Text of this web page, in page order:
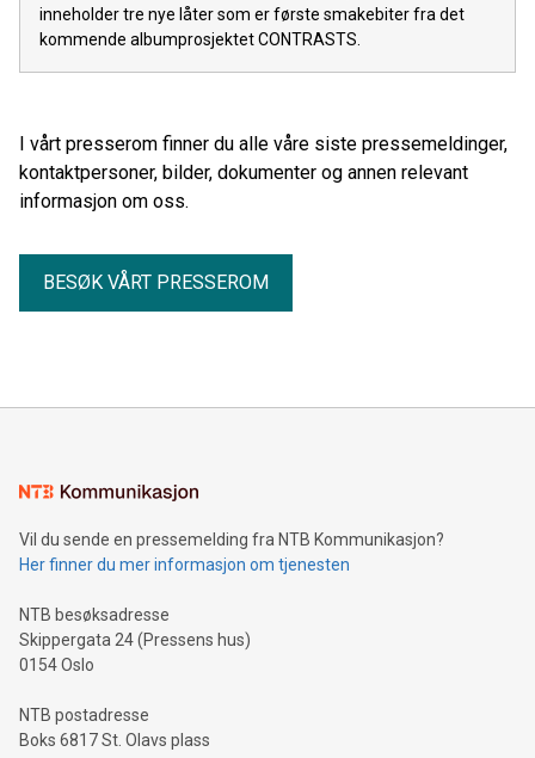
inneholder tre nye låter som er første smakebiter fra det
kommende albumprosjektet CONTRASTS.
I vårt presserom finner du alle våre siste pressemeldinger,
kontaktpersoner, bilder, dokumenter og annen relevant
informasjon om oss.
BESØK VÅRT PRESSEROM
Vil du sende en pressemelding fra NTB Kommunikasjon?
Her finner du mer informasjon om tjenesten
NTB besøksadresse
Skippergata 24 (Pressens hus)
0154 Oslo
NTB postadresse
Boks 6817 St. Olavs plass